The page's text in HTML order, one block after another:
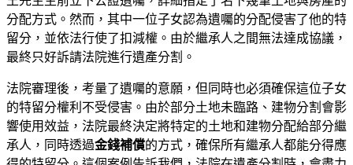
分配方式。然而，其中一位子女認為遺囑的分配侵害了他的特
留分，並依法行使了扣減權。由於繼承人之間無法達成協議，
最終只好訴請法院進行遺產分割。
法院審理後，考量了遺囑的意願，但同時也必須確保這位子女
的特留分權利不受侵害。由於部分土地未臨路、建物分割會影
響使用效益，法院最終決定將特定的土地和建物分配給部分繼
承人，同時透過金錢補償的方式，確保所有繼承人都能分得應